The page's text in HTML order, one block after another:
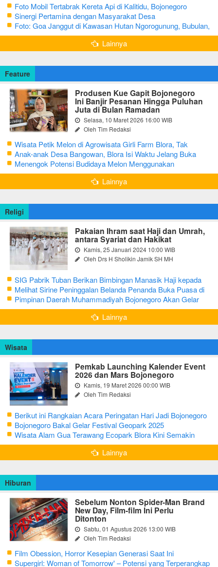
Foto Mobil Tertabrak Kereta Api di Kalitidu, Bojonegoro
Sinergi Pertamina dengan Masyarakat Desa
Foto: Goa Janggut di Kawasan Hutan Ngorogunung, Bubulan,
Bojonegoro
Lainnya
Feature
Produsen Kue Gapit Bojonegoro
Ini Banjir Pesanan Hingga Puluhan
Juta di Bulan Ramadan
Selasa, 10 Maret 2026 16:00 WIB
Oleh Tim Redaksi
Wisata Petik Melon di Agrowisata Girli Farm Blora, Tak
Sampai 5 Hari Sudah Ludes Terjual
Anak-anak Desa Bangowan, Blora Isi Waktu Jelang Buka
Puasa dengan Latihan Gamelan
Menengok Potensi Budidaya Melon Menggunakan
Greenhouse di Bojonegoro
Lainnya
Religi
Pakaian Ihram saat Haji dan Umrah,
antara Syariat dan Hakikat
Kamis, 25 Januari 2024 10:00 WIB
Oleh Drs H Sholikin Jamik SH MH
SIG Pabrik Tuban Berikan Bimbingan Manasik Haji kepada
CJH Kabupaten Tuban
Melihat Sirine Peninggalan Belanda Penanda Buka Puasa di
Pendopo Bupati Blora
Pimpinan Daerah Muhammadiyah Bojonegoro Akan Gelar
Salat Iduladha 9 Juli 2022
Lainnya
Wisata
Pemkab Launching Kalender Event
2026 dan Mars Bojonegoro
Kamis, 19 Maret 2026 00:00 WIB
Oleh Tim Redaksi
Berikut ini Rangkaian Acara Peringatan Hari Jadi Bojonegoro
Ke-348 Tahun 2025
Bojonegoro Bakal Gelar Festival Geopark 2025
Wisata Alam Gua Terawang Ecopark Blora Kini Semakin
Menarik
Lainnya
Hiburan
Sebelum Nonton Spider-Man Brand
New Day, Film-film Ini Perlu
Ditonton
Sabtu, 01 Agustus 2026 13:00 WIB
Oleh Tim Redaksi
Film Obession, Horror Kesepian Generasi Saat Ini
Supergirl: Woman of Tomorrow' – Potensi yang Terperangkap